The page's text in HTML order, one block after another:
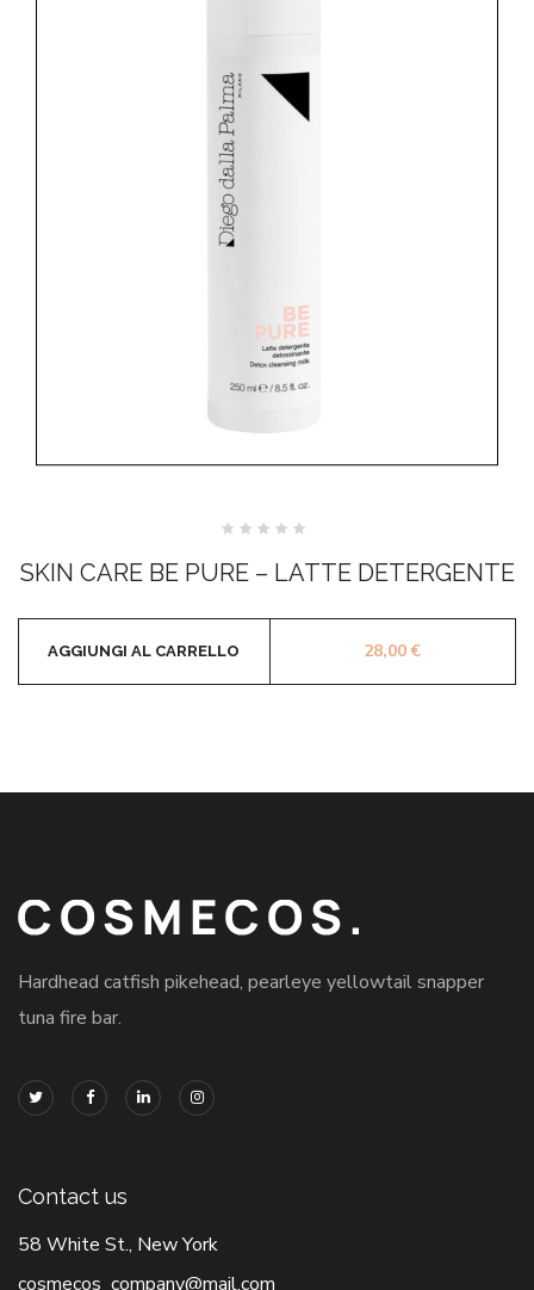
su
5
SKIN CARE BE PURE – LATTE DETERGENTE
28,00€
AGGIUNGI AL CARRELLO
Hardhead catfish pikehead, pearleye yellowtail snapper
tuna fire bar.
Contact us
58 White St., New York
cosmecos_company@mail.com